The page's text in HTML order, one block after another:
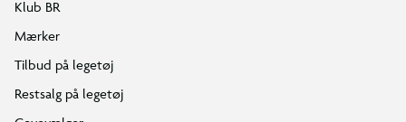
Klub BR
Mærker
Tilbud på legetøj
Restsalg på legetøj